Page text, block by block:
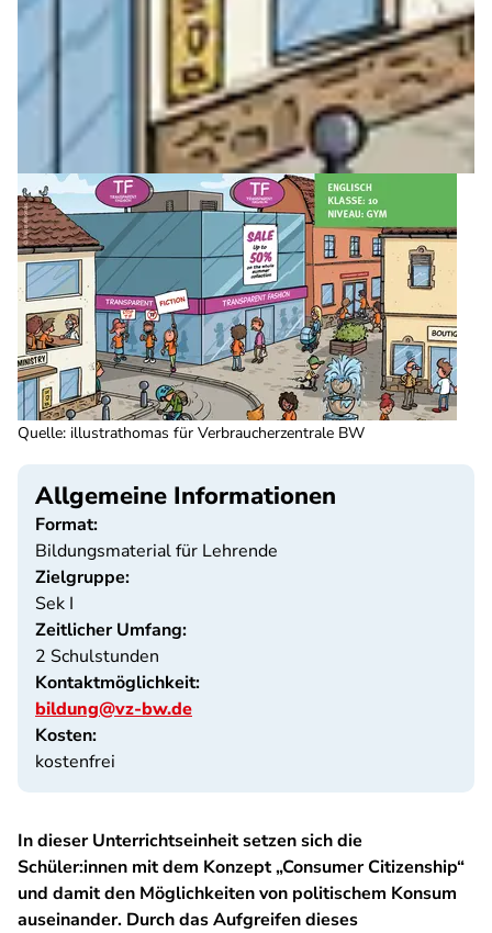
Quelle: illustrathomas für Verbraucherzentrale BW
Allgemeine Informationen
Format:
Bildungsmaterial für Lehrende
Zielgruppe:
Sek I
Zeitlicher Umfang:
2 Schulstunden
Kontaktmöglichkeit:
bildung@vz-bw.de
Kosten:
kostenfrei
In dieser Unterrichtseinheit setzen sich die
Schüler:innen mit dem Konzept „Consumer Citizen­ship“
und damit den Möglichkeiten von politischem Konsum
auseinander. Durch das Aufgreifen dieses